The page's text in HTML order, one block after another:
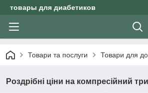
товары для диабетиков
Товари та послуги Товари для
Роздрібні ціни на компресійний